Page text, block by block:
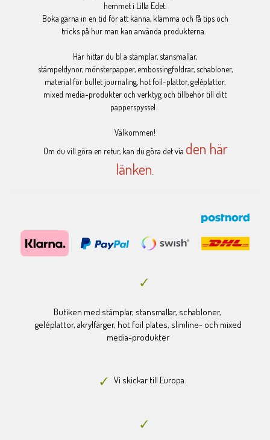
hemmet i Lilla Edet.
Boka gärna in en tid för att känna, klämma och få tips och
tricks på hur man kan använda produkterna.
Här hittar du bl a stämplar, stansmallar,
stämpeldynor, mönsterpapper, embossingfoldrar, schabloner,
material för bullet journaling, hot foil-plattor, geléplattor,
mixed media-produkter och verktyg och tillbehör till ditt
papperspyssel.
Välkommen!
Om du vill göra en retur, kan du göra det via den här
länken.
Butiken med stämplar, stansmallar, schabloner,
geléplattor, akrylfärger, hot foil plates, slimline- och mixed
media-produkter
Vi skickar till Europa.